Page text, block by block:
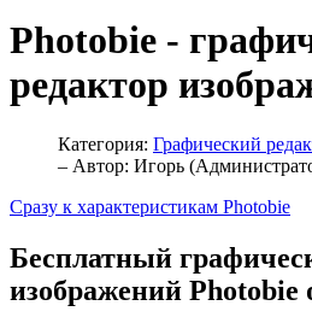
Photobie -
редактор
Категория: Графический
– Автор: Игорь
Сразу к характеристикам Photobie
Бесплатный
изображений Photobie